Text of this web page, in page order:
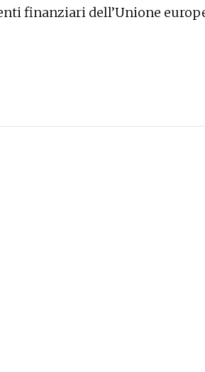
finanziari dell’Unione